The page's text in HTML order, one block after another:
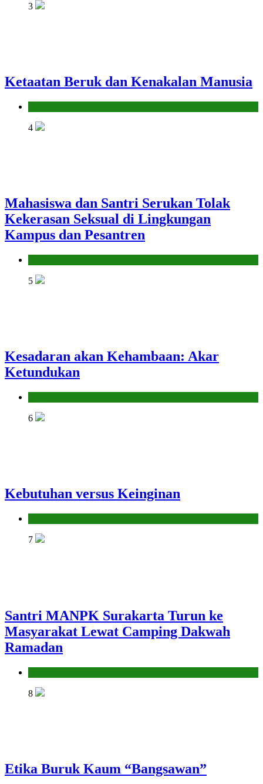
3
Ketaatan Beruk dan Kenakalan Manusia
4
Mahasiswa dan Santri Serukan Tolak
Kekerasan Seksual di Lingkungan
Kampus dan Pesantren
5
Kesadaran akan Kehambaan: Akar
Ketundukan
6
Kebutuhan versus Keinginan
7
Santri MANPK Surakarta Turun ke
Masyarakat Lewat Camping Dakwah
Ramadan
8
Etika Buruk Kaum “Bangsawan”